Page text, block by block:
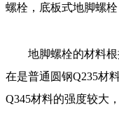
螺栓，底板式地脚螺
地脚螺栓的材料根
在是普通圆钢Q235材
Q345材料的强度较大